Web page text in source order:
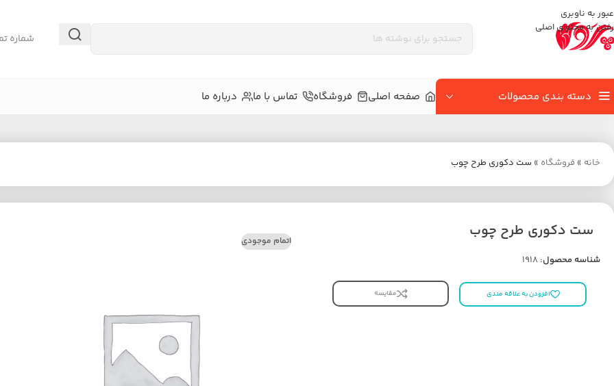
عبور به ناوبری
رفتن به محتوای اصلی
شماره
دسته بندی محصولات صفحه اصلی فروشگاه تماس با ما درباره ما
خانه » فروشگاه » ست دکوری طرح چوب
ست دکوری طرح چوب
شناسه محصول: 1918
افزودن به علاقه مندی مقایسه
اتمام موجودی